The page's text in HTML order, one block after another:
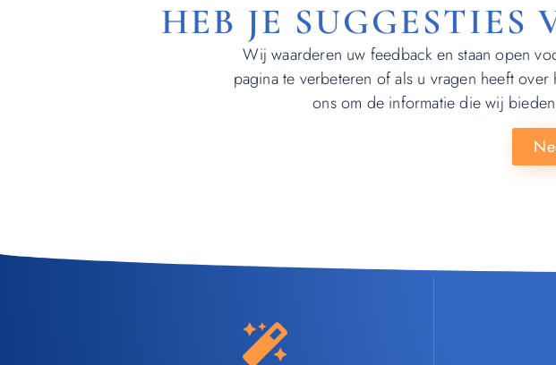
HEB JE SUGGESTIES
Wij waarderen uw feedback en staan open
pagina te verbeteren of als u vragen heeft
ons om de informatie die wij